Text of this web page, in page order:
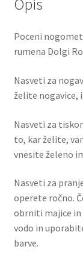
Opis
Poceni
rumena Dolgi
Nasveti za
želite nogavice,
Nasveti za
to, kar želite,
vnesite želeno
Nasveti za
operete ročno.
obrniti majice
vodo in
barve.